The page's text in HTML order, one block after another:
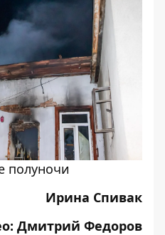
полуночи
Ирина Спивак
Дмитрий Федоров